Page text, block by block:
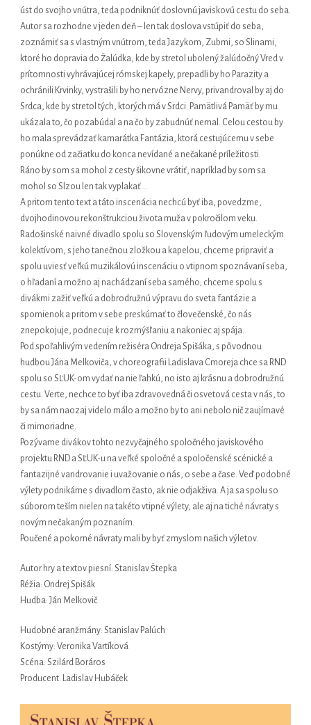
úst do svojho vnútra, teda podniknúť doslovnú javiskovú cestu do seba.
Autor sa rozhodne v jeden deň – len tak doslova vstúpiť do seba,
zoznámiť sa s vlastným vnútrom, teda Jazykom, Zubmi, so Slinami,
ktoré ho dopravia do Žalúdka, kde by stretol ubolený žalúdočný Vred v
prítomnosti vyhrávajúcej rómskej kapely, prepadli by ho Parazity a
ochránili Krvinky, vystrašili by ho nervózne Nervy, privandroval by aj do
Srdca, kde by stretol tých, ktorých má v Srdci. Pamätlivá Pamäť by mu
ukázala to, čo pozabúdal a na čo by zabudnúť nemal. Celou cestou by
ho mala sprevádzať kamarátka Fantázia, ktorá cestujúcemu v sebe
ponúkne od začiatku do konca nevídané a nečakané príležitosti.
Ráno by som sa mohol z cesty šikovne vrátiť, napríklad by som sa
mohol so Slzou len tak vyplakať…
A pritom tento text a táto inscenácia nechcú byť iba, povedzme,
dvojhodinovou rekonštrukciou života muža v pokročilom veku.
Radošinské naivné divadlo spolu so Slovenským ľudovým umeleckým
kolektívom, s jeho tanečnou zložkou a kapelou, chceme pripraviť a
spolu uviesť veľkú muzikálovú inscenáciu o vtipnom spoznávaní seba,
o hľadaní a možno aj nachádzaní seba samého; chceme spolu s
divákmi zažiť veľkú a dobrodružnú výpravu do sveta fantázie a
spomienok a pritom v sebe preskúmať to človečenské, čo nás
znepokojuje, podnecuje k rozmýšľaniu a nakoniec aj spája.
Pod spoľahlivým vedením režiséra Ondreja Spišáka, s pôvodnou
hudbou Jána Melkoviča, v choreografii Ladislava Cmoreja chce sa RND
spolu so SĽUK-om vydať na nie ľahkú, no isto aj krásnu a dobrodružnú
cestu. Verte, nechce to byť iba zdravovedná či osvetová cesta v nás, to
by sa nám naozaj videlo málo a možno by to ani nebolo nič zaujímavé
či mimoriadne.
Pozývame divákov tohto nezvyčajného spoločného javiskového
projektu RND a SĽUK-u na veľké spoločné a spoločenské scénické a
fantazijné vandrovanie i uvažovanie o nás, o sebe a čase. Veď podobné
výlety podnikáme s divadlom často, ak nie odjakživa. A ja sa spolu so
súborom teším nielen na takéto vtipné výlety, ale aj na tiché návraty s
novým nečakaným poznaním.
Poučené a pokorné návraty mali by byť zmyslom našich výletov.
Autor hry a textov piesní: Stanislav Štepka
Réžia: Ondrej Spišák
Hudba: Ján Melkovič
Hudobné aranžmány: Stanislav Palúch
Kostýmy: Veronika Vartíková
Scéna: Szilárd Boráros
Producent: Ladislav Hubáček